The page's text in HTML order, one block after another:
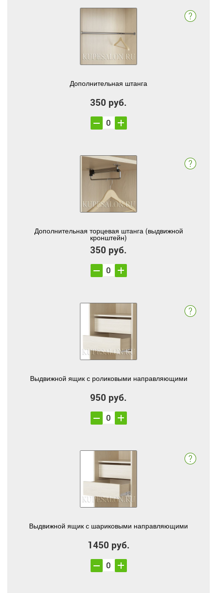
Дополнительная штанга
350 руб.
Дополнительная торцевая штанга (выдвижной
кронштейн)
350 руб.
Выдвижной ящик с роликовыми направляющими
950 руб.
Выдвижной ящик с шариковыми направляющими
1450 руб.